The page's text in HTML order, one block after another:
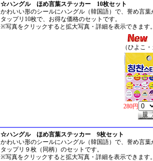
☆ハングル ほめ言葉ステッカー 10枚セット
かわいい形のシールにハングル（韓国語）で、誉め言
タップリ10枚で、お得な価格のセットです。
※写真をクリックすると拡大写真・詳細を表示できます
（ひよこ
280円
☆ハングル ほめ言葉ステッカー 9枚セット
かわいい形のシールにハングル（韓国語）で、誉め言
タップリ９枚（同柄）のセットです。
※写真をクリックすると拡大写真・詳細を表示できます